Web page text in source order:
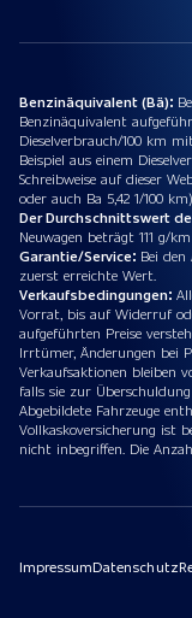
Benzinäquivalent (Bä):
Benzinäquivalent
Dieselverbrauch/100 km
Beispiel aus einem
Schreibweise auf dieser
oder auch Ba 5,42 1/100
Der Durchschnittswert
Neuwagen beträgt 111 g/
Garantie/Service: Bei
zuerst erreichte Wert.
Verkaufsbedingungen:
Vorrat, bis auf Widerruf
aufgeführten Preise
Irrtümer, Änderungen bei
Verkaufsaktionen bleiben
falls sie zur
Abgebildete Fahrzeuge
Vollkaskoversicherung ist
nicht inbegriffen. Die
ImpressumDatenschutz